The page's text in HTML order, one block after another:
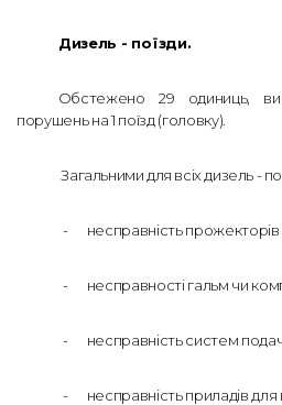
Дизель - поїзди.
Обстежено 29 одиниць,
порушень на 1 поїзд (головку).
Загальними для всіх дизель -
- несправність прожекторів
- несправності гальм чи
- несправність систем
- несправність приладів для